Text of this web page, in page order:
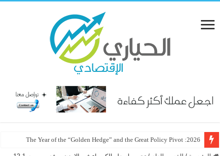
2026: The Year of the “Golden Hedge” and the Great Policy Pivot